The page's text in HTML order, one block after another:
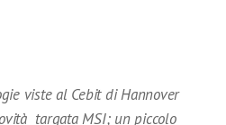
viste al Cebit di Hannover
targata MSI; un piccolo